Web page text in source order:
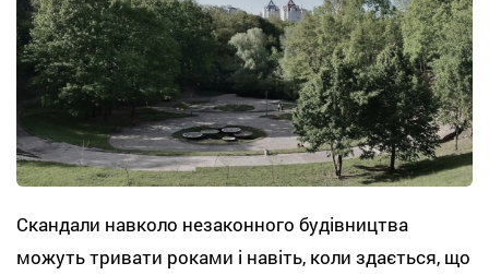
Скандали навколо незаконного будівництва
можуть тривати роками і навіть, коли здається, що